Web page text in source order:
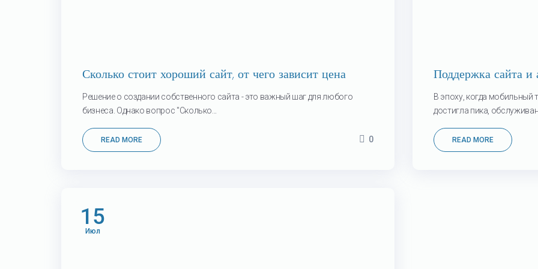
Сколько стоит хороший сайт, от чего зависит цена
Решение о создании собственного сайта - это важный шаг для любого
бизнеса. Однако вопрос "Сколько...
READ MORE 0
Поддержка сайта и
В эпоху, когда мобильный
достигла пика,
READ MORE
15
Июл